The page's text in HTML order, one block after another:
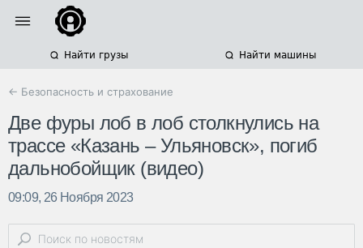
Найти грузы Найти машины
← Безопасность и страхование
Две фуры лоб в лоб столкнулись на
трассе «Казань – Ульяновск», погиб
дальнобойщик (видео)
09:09, 26 Ноября 2023